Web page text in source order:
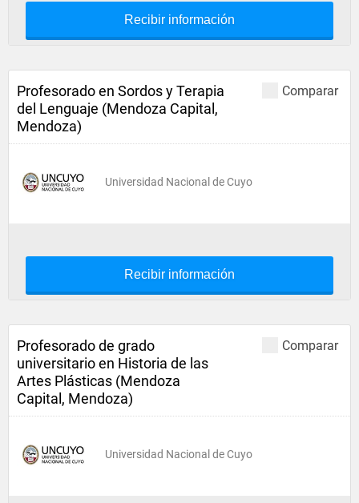
Recibir información
Comparar
Profesorado en Sordos y Terapia
del Lenguaje (Mendoza Capital,
Mendoza)
Universidad Nacional de Cuyo
Recibir información
Comparar
Profesorado de grado
universitario en Historia de las
Artes Plásticas (Mendoza
Capital, Mendoza)
Universidad Nacional de Cuyo